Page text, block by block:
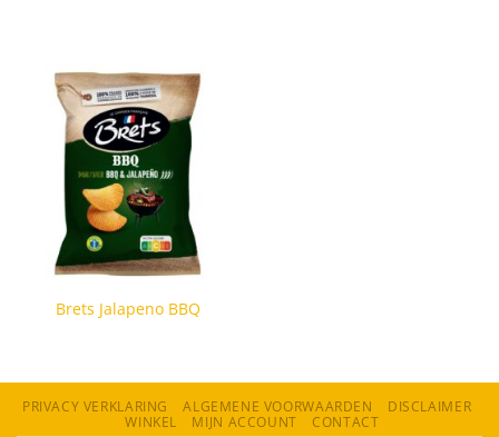
Brets Jalapeno BBQ
PRIVACY VERKLARING ALGEMENE VOORWAARDEN
DISCLAIMER
WINKEL
MIJN ACCOUNT CONTACT